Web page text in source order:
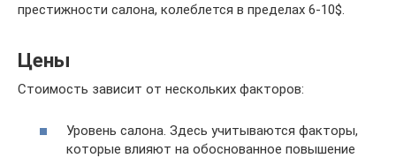
престижности салона, колеблется в пределах 6-10$.
Цены
Стоимость зависит от нескольких факторов:
Уровень салона. Здесь учитываются факторы,
которые влияют на обоснованное повышение